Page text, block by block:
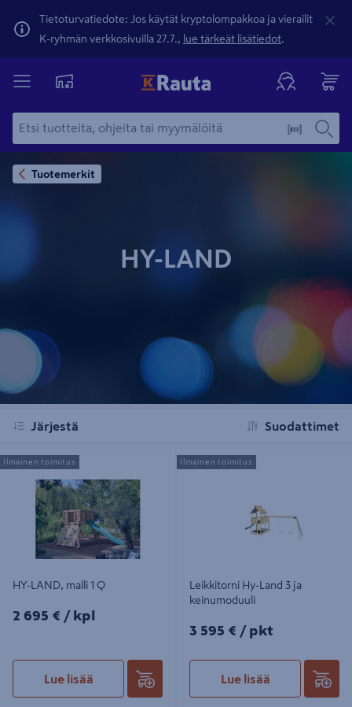
Tietoturvatiedote: Jos käytät kryptolompakkoa ja vierailit
K-ryhmän verkkosivuilla 27.7., lue tärkeät lisätiedot.
Tuotemerkit
HY-LAND
Järjestä Suodattimet
HY-LAND, malli 1 Q
HY-LAND, malli 1 Q
2695€/kpl
2 695 € / kpl
Lue lisää
Ilmainen toimitus
Leikkitorni Hy-Land 3 ja
keinumoduuli
Leikkitorni Hy-Land 3 ja
keinumoduuli
3595€/pkt
3 595 € / pkt
Lue lisää
Ilmainen toimitus